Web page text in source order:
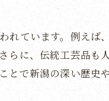
と文化を感じる方法
介
トの提案
物
ています。例えば
に、伝統工芸品も
で新潟の深い歴史